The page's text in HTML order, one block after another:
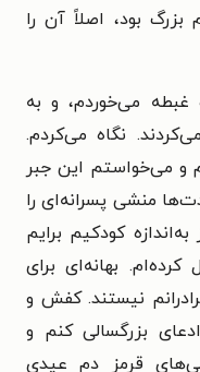
بود، اصلاً آن را
غبطه می‌خوردم، و به
نگاه می‌کردم.
و می‌خواستم این جبر
منشی پسرانه‌ای را
کودکیم برایم
بهانه‌ای برای
نیستند. کفش و
بزرگسالی کنم و
قرمز دم عیدی